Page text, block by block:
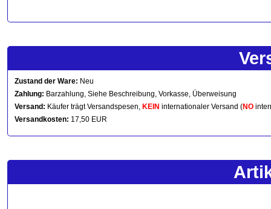
Zustand der Ware: Neu
Zahlung: Barzahlung, Siehe Beschreibung, Vorkasse, Überweisung
Versand: Käufer trägt Versandspesen, KEIN internationaler Versand (NO
Versandkosten: 17,50 EUR